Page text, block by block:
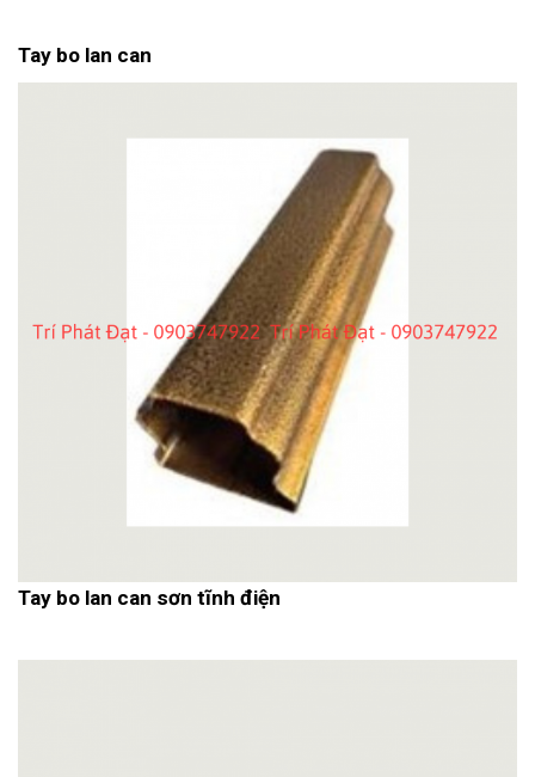
Tay bo lan can
Tay bo lan can sơn tĩnh điện